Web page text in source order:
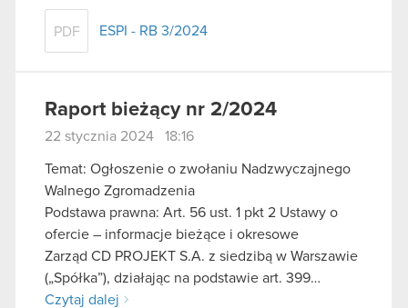
PDF ESPI - RB 3/2024
Raport bieżący nr 2/2024
22 stycznia 2024 18:16
Temat: Ogłoszenie o zwołaniu Nadzwyczajnego
Walnego Zgromadzenia
Podstawa prawna: Art. 56 ust. 1 pkt 2 Ustawy o
ofercie – informacje bieżące i okresowe
Zarząd CD PROJEKT S.A. z siedzibą w Warszawie
(„Spółka”), działając na podstawie art. 399…
Czytaj dalej